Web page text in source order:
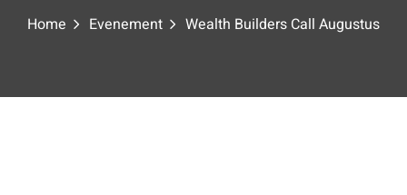
Home Evenement Wealth Builders Call Augustus